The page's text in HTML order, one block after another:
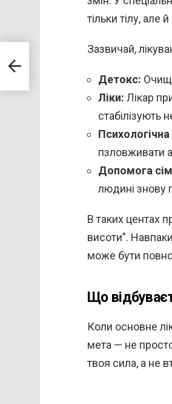
тільки тілу, але й
Зазвичай,
Детокс:
Ліки: Лікар
стабілізують
пзловживати
Допомога
людині знову
В таких центах
висоти”.
може бути
Що
Коли основне
мета — не
твоя сила, а не